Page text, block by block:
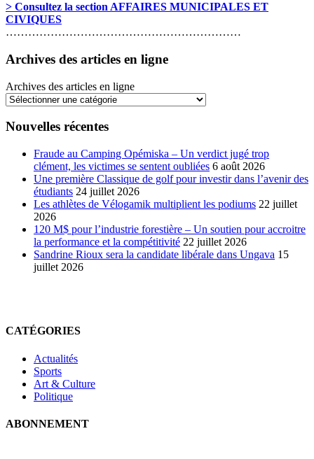
> Consultez la section AFFAIRES MUNICIPALES ET
CIVIQUES
………………………………………………………
Archives des articles en ligne
Archives des articles en ligne
Nouvelles récentes
Fraude au Camping Opémiska – Un verdict jugé trop
clément, les victimes se sentent oubliées 6 août 2026
Une première Classique de golf pour investir dans l’avenir des
étudiants 24 juillet 2026
Les athlètes de Vélogamik multiplient les podiums 22 juillet
2026
120 M$ pour l’industrie forestière – Un soutien pour accroitre
la performance et la compétitivité 22 juillet 2026
Sandrine Rioux sera la candidate libérale dans Ungava 15
juillet 2026
CATÉGORIES
Actualités
Sports
Art & Culture
Politique
ABONNEMENT